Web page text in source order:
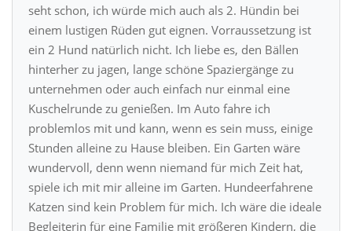
seht schon, ich würde mich auch als 2. Hündin bei
einem lustigen Rüden gut eignen. Vorraussetzung ist
ein 2 Hund natürlich nicht. Ich liebe es, den Bällen
hinterher zu jagen, lange schöne Spaziergänge zu
unternehmen oder auch einfach nur einmal eine
Kuschelrunde zu genießen. Im Auto fahre ich
problemlos mit und kann, wenn es sein muss, einige
Stunden alleine zu Hause bleiben. Ein Garten wäre
wundervoll, denn wenn niemand für mich Zeit hat,
spiele ich mit mir alleine im Garten. Hundeerfahrene
Katzen sind kein Problem für mich. Ich wäre die ideale
Begleiterin für eine Familie mit größeren Kindern, die